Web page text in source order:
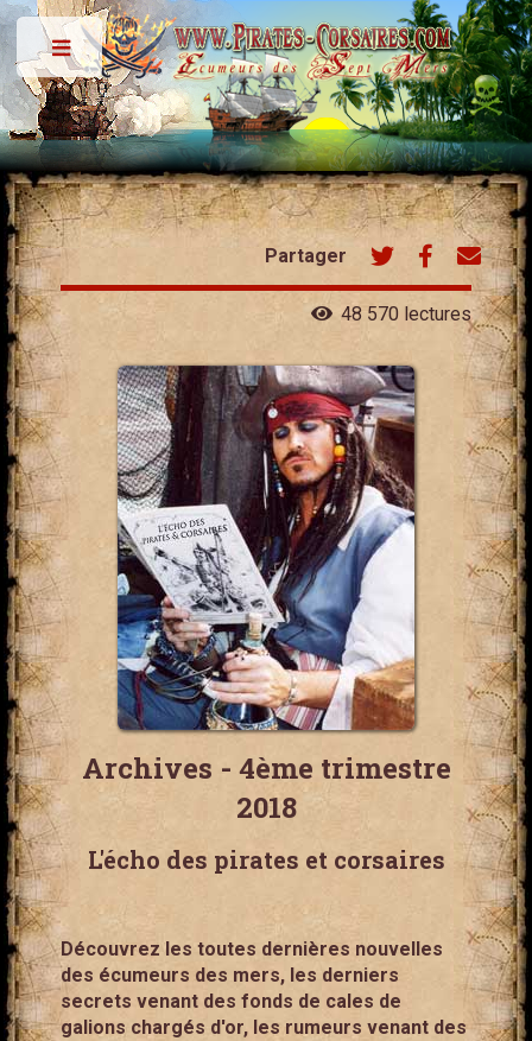
Partager
48 570 lectures
Archives - 4ème trimestre
2018
L'écho des pirates et corsaires
Découvrez les toutes dernières nouvelles
des écumeurs des mers, les derniers
secrets venant des fonds de cales de
galions chargés d'or, les rumeurs venant des
Toggle